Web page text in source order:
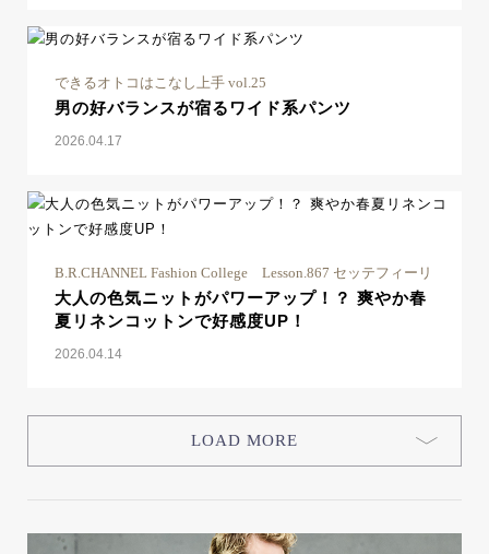
できるオトコはこなし上手 vol.25
男の好バランスが宿るワイド系パンツ
2026.04.17
B.R.CHANNEL Fashion College Lesson.867 セッテフィーリ
大人の色気ニットがパワーアップ！？ 爽やか春
夏リネンコットンで好感度UP！
2026.04.14
LOAD MORE